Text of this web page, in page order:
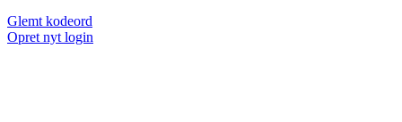
Glemt kodeord
Opret nyt login